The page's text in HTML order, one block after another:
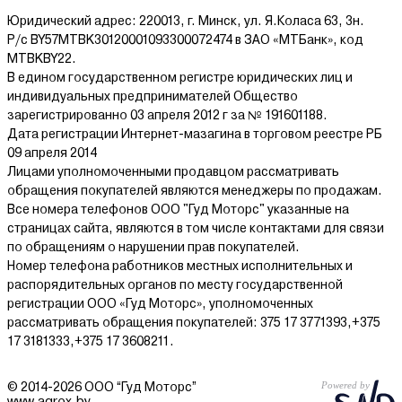
Юридический адрес: 220013, г. Минск, ул. Я.Коласа 63, 3н.
Р/с BY57MTBK30120001093300072474 в ЗАО «МТБанк», код
MTBKBY22.
В едином государственном регистре юридических лиц и
индивидуальных предпринимателей Общество
зарегистрированно 03 апреля 2012 г за № 191601188.
Дата регистрации Интернет-мазагина в торговом реестре РБ
09 апреля 2014
Лицами уполномоченными продавцом рассматривать
обращения покупателей являются менеджеры по продажам.
Все номера телефонов ООО "Гуд Моторс" указанные на
страницах сайта, являются в том числе контактами для связи
по обращениям о нарушении прав покупателей.
Номер телефона работников местных исполнительных и
распорядительных органов по месту государственной
регистрации ООО «Гуд Моторс», уполномоченных
рассматривать обращения покупателей: 375 17 3771393,+375
17 3181333,+375 17 3608211.
© 2014-2026 ООО “Гуд Моторс”